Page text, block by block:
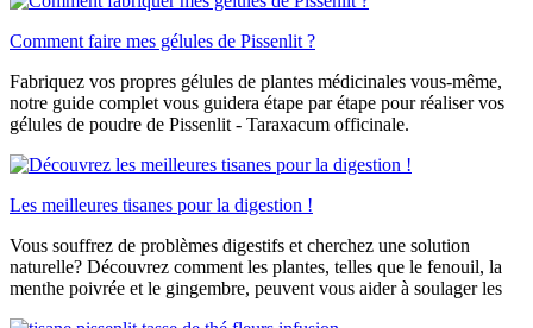
Comment faire mes gélules de Pissenlit ?
Fabriquez vos propres gélules de plantes médicinales vous-même,
notre guide complet vous guidera étape par étape pour réaliser vos
gélules de poudre de Pissenlit - Taraxacum officinale.
Les meilleures tisanes pour la digestion !
Vous souffrez de problèmes digestifs et cherchez une solution
naturelle? Découvrez comment les plantes, telles que le fenouil, la
menthe poivrée et le gingembre, peuvent vous aider à soulager les